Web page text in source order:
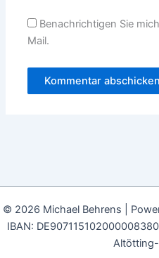
Benachrichtigen Sie
Mail.
© 2026 Michael Behrens |
IBAN: